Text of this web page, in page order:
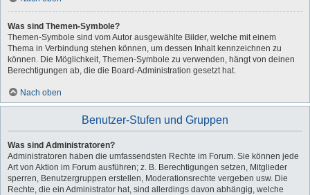
Was sind Themen-Symbole?
Themen-Symbole sind vom Autor ausgewählte Bilder, welche mit einem
Thema in Verbindung stehen können, um dessen Inhalt kennzeichnen zu
können. Die Möglichkeit, Themen-Symbole zu verwenden, hängt von deinen
Berechtigungen ab, die die Board-Administration gesetzt hat.
Nach oben
Benutzer-Stufen und Gruppen
Was sind Administratoren?
Administratoren haben die umfassendsten Rechte im Forum. Sie können jede
Art von Aktion im Forum ausführen; z. B. Berechtigungen setzen, Mitglieder
sperren, Benutzergruppen erstellen, Moderationsrechte vergeben usw. Die
Rechte, die ein Administrator hat, sind allerdings davon abhängig, welche